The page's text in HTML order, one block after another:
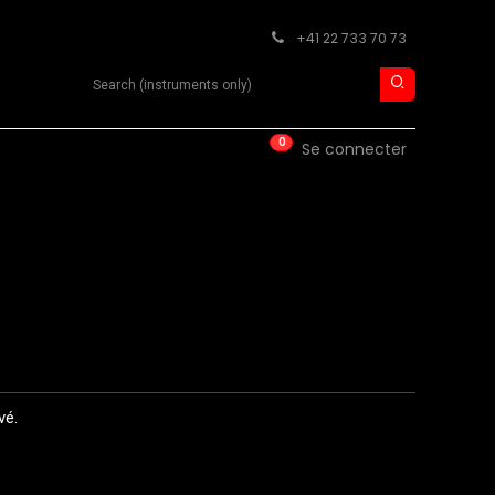
+41 22 733 70 73
Search product
0 Se connecter